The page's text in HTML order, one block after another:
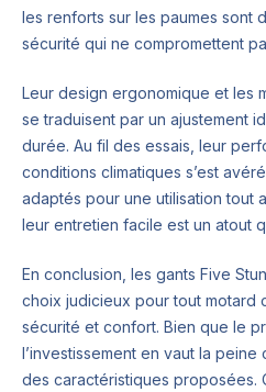
les renforts sur les paumes sont
sécurité qui ne compromettent
Leur design ergonomique et les
se traduisent par un ajustement
durée. Au fil des essais, leur
conditions climatiques s’est
adaptés pour une utilisation tout
leur entretien facile est un atout
En conclusion, les gants Five
choix judicieux pour tout motard
sécurité et confort. Bien que le
l’investissement en vaut la
des caractéristiques proposées.